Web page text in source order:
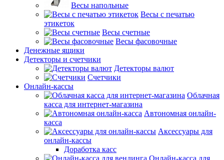
Весы напольные
Весы с печатью
этикеток
Весы счетные
Весы фасовочные
Денежные ящики
Детекторы и счетчики
Детекторы валют
Счетчики
Онлайн-кассы
Облачная
касса для интернет-магазина
Автономная онлайн-
касса
Аксессуары для
онлайн-кассы
Доработка касс
Онлайн-касса для